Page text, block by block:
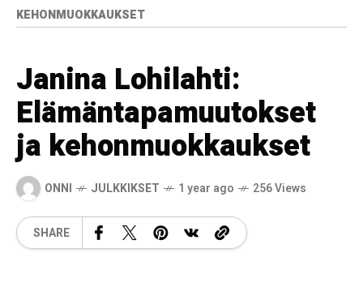
KEHONMUOKKAUKSET
Janina Lohilahti:
Elämäntapamuutokset
ja kehonmuokkaukset
ONNI JULKKIKSET 1 year ago 256 Views
SHARE